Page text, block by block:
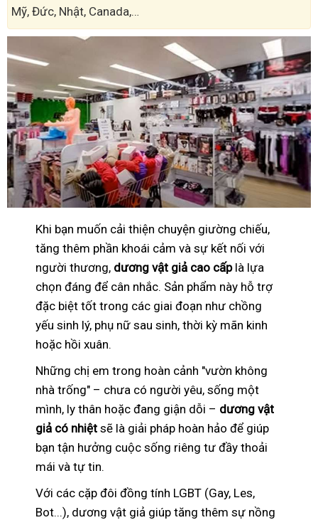
Mỹ, Đức, Nhật, Canada,…
Khi bạn muốn cải thiện chuyện giường chiếu,
tăng thêm phần khoái cảm và sự kết nối với
người thương, dương vật giả cao cấplà lựa
chọn đáng để cân nhắc. Sản phẩm này hỗ trợ
đặc biệt tốt trong các giai đoạn như chồng
yếu sinh lý, phụ nữ sau sinh, thời kỳ mãn kinh
hoặc hồi xuân.
Những chị em trong hoàn cảnh "vườn không
nhà trống" – chưa có người yêu, sống một
mình, ly thân hoặc đang giận dỗi – dương vật
giả có nhiệt sẽ là giải pháp hoàn hảo để giúp
bạn tận hưởng cuộc sống riêng tư đầy thoải
mái và tự tin.
Với các cặp đôi đồng tính LGBT (Gay, Les,
Bot...), dương vật giả giúp tăng thêm sự nồng